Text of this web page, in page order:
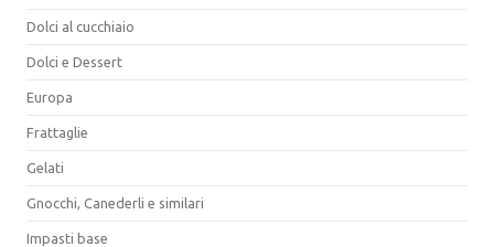
Dolci al cucchiaio
Dolci e Dessert
Europa
Frattaglie
Gelati
Gnocchi, Canederli e similari
Impasti base